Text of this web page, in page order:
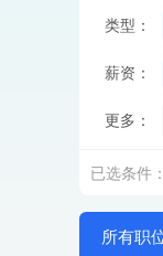
类型：
薪资：
更多：
已选条件：
所有职